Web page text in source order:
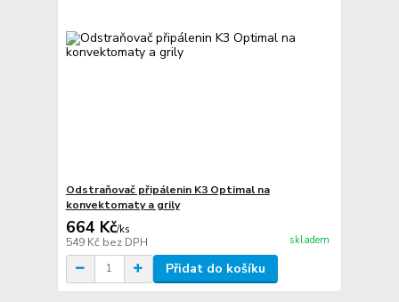
Odstraňovač připálenin K3 Optimal na
konvektomaty a grily
664 Kč/ks
549 Kč bez DPH skladem
Přidat do košíku